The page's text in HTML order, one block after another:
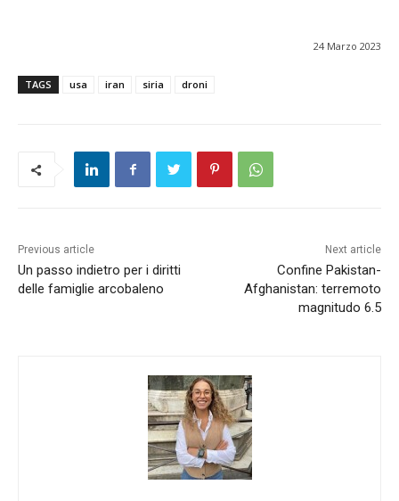
24 Marzo 2023
TAGS usa iran siria droni
Previous article
Un passo indietro per i diritti
delle famiglie arcobaleno
Next article
Confine Pakistan-
Afghanistan: terremoto
magnitudo 6.5